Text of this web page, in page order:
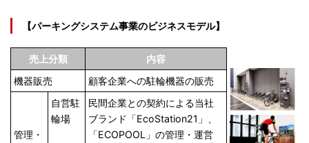
【パーキングシステム事業のビジネスモデル】
売上分類 内容
機器販売 顧客企業への駐輪機器の販売
管理・
自営駐
輪場
民間企業との契約による当社
ブランド「EcoStation21」、
「ECOPOOL」の管理・運営